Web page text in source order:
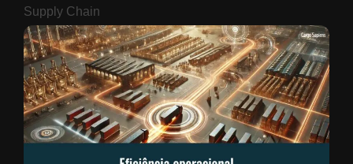
Supply Chain